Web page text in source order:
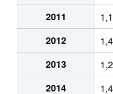
厚生町
2,500
国体町
2,200
国体町
1,700
国体町
2,900
2011
2012
2013
2014